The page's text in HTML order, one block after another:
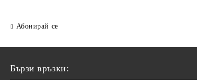
Абонирай се
Бързи връзки: